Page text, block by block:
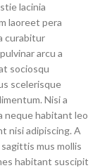
lacinia
laoreet pera
curabitur
arcu a
sociosqu
scelerisque
Nisi a
neque habitant leo
nisi adipiscing. A
mus mollis
habitant suscipit